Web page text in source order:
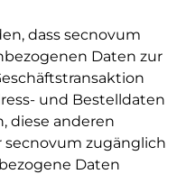
dass secnovum
Daten zur
und Bestelldaten
diese anderen
zugänglich
Daten